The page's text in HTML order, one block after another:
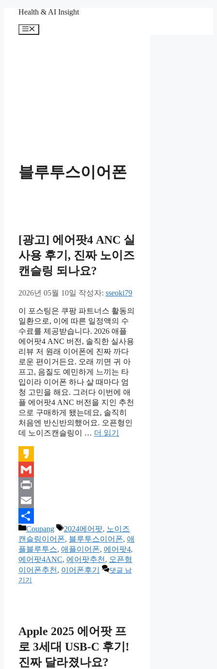
Health & AI Insight
메
블루투스이어폰
[광고] 에어팟4 ANC 실
사용 후기, 진짜 노이즈
캔슬링 되나요?
2026년 05월 10일 작성자: sseoki79
이 포스팅은 쿠팡 파트너스 활동의
일환으로, 이에 따른 일정액의 수
수료를 제공받습니다. 2026 애플
에어팟4 ANC 버전, 솔직한 실사용
리뷰 저 원래 이어폰에 진짜 까다
로운 편이거든요. 오래 끼면 귀 아
프고, 음질도 예민하게 느끼는 타
입이라 이어폰 하나 살 때마다 엄
청 고민을 해요. 그러다 이번에 애
플 에어팟4 ANC 버전을 지인 추천
으로 구매하게 됐는데요, 솔직히
처음엔 반신반의했어요. 오픈형인
데 노이즈캔슬링이 … 더 읽기
Kakao
Gmail
Print
Email
Share
카
테
고
리
Coupang
태
그
2024에어팟, 노이즈
캔슬링이어폰, 블루투스이어폰, 애
플블루투스, 애플이어폰, 에어팟4,
에어팟4ANC, 에어팟추천 , 오픈형
이어폰추천 , 이어폰후기
댓글 남
기기
Apple 2025 에어팟 프
로 3세대 USB-C 후기!
진짜 달라졌나요?